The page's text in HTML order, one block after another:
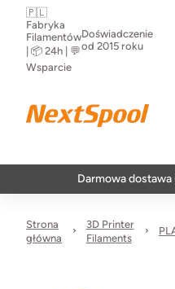
🇵🇱
Fabryka
Filamentów
| 📦 24h | 💬
Wsparcie
Doświadczenie
od 2015 roku
Darmowa dostawa |
Strona
główna
3D Printer
Filaments